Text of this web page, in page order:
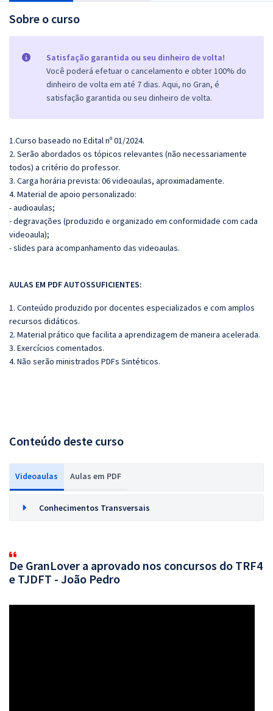
Sobre o curso
Satisfação garantida ou seu dinheiro de volta!
Você poderá efetuar o cancelamento e obter 100% do
dinheiro de volta em até 7 dias. Aqui, no Gran, é
satisfação garantida ou seu dinheiro de volta.
1.Curso baseado no Edital nº 01/2024.
2. Serão abordados os tópicos relevantes (não necessariamente
todos) a critério do professor.
3. Carga horária prevista: 06 videoaulas, aproximadamente.
4. Material de apoio personalizado:
- audioaulas;
- degravações (produzido e organizado em conformidade com cada
videoaula);
- slides para acompanhamento das videoaulas.
AULAS EM PDF AUTOSSUFICIENTES:
1. Conteúdo produzido por docentes especializados e com amplos
recursos didáticos.
2. Material prático que facilita a aprendizagem de maneira acelerada.
3. Exercícios comentados.
4. Não serão ministrados PDFs Sintéticos.
Conteúdo deste curso
Videoaulas Aulas em PDF
Conhecimentos Transversais
De GranLover a aprovado nos concursos do TRF4
e TJDFT - João Pedro